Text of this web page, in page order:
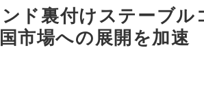
ド裏付けステーブル
市場への展開を加速